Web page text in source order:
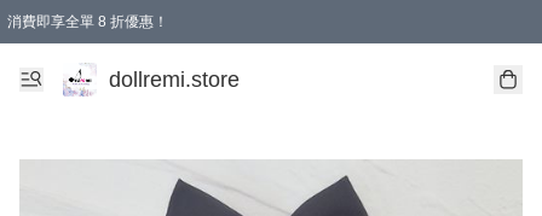
消費即享全單 8 折優惠！
購物滿 HKD 1500.00即享免運費優惠！（適用於 本地送貨、本地取貨、國際送貨 )
dollremi.store